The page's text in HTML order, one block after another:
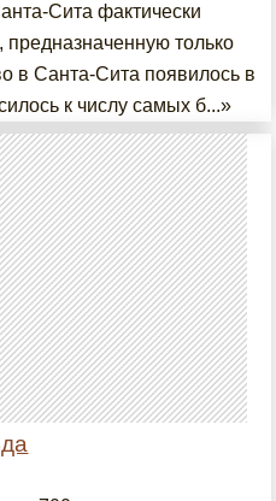
Сита фактически
предназначенную только
в Санта-Сита появилось в
к числу самых б...»